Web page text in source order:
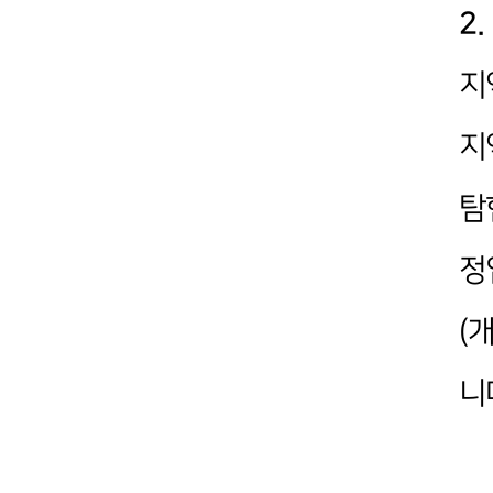
2.
지
지
정
(